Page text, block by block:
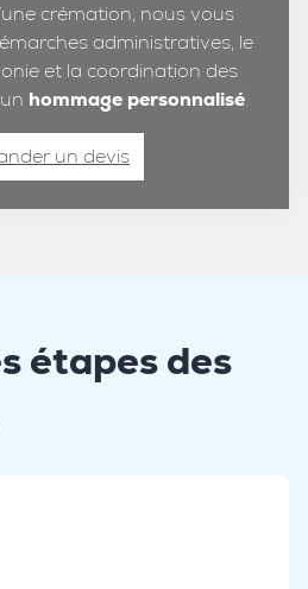
crémation, nous vous
administratives, le
et la coordination des
hommage personnalisé.
un devis
étapes des